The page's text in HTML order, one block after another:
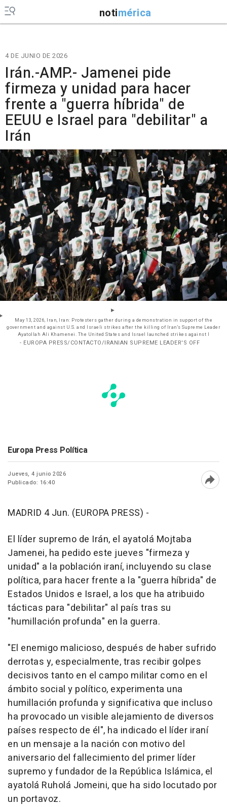
notimérica
4 DE JUNIO DE 2026
Irán.-AMP.- Jamenei pide
firmeza y unidad para hacer
frente a "guerra híbrida" de
EEUU e Israel para "debilitar" a
Irán
May 13, 2026, Iran, Iran: Protesters gather during a demonstration in support of the
government and against U.S. and Israeli strikes after the killing of Iran's Supreme Leader
Ayatollah Ali Khamenei. The United States and Israel launched strikes against I
- EUROPA PRESS/CONTACTO/IRANIAN SUPREME LEADER'S OFF
Europa Press Política
Jueves, 4 junio 2026
Publicado: 16:40
MADRID 4 Jun. (EUROPA PRESS) -
El líder supremo de Irán, el ayatolá Mojtaba
Jamenei, ha pedido este jueves "firmeza y
unidad" a la población iraní, incluyendo su clase
política, para hacer frente a la "guerra híbrida" de
Estados Unidos e Israel, a los que ha atribuido
tácticas para "debilitar" al país tras su
"humillación profunda" en la guerra.
"El enemigo malicioso, después de haber sufrido
derrotas y, especialmente, tras recibir golpes
decisivos tanto en el campo militar como en el
ámbito social y político, experimenta una
humillación profunda y significativa que incluso
ha provocado un visible alejamiento de diversos
países respecto de él", ha indicado el líder iraní
en un mensaje a la nación con motivo del
aniversario del fallecimiento del primer líder
supremo y fundador de la República Islámica, el
ayatolá Ruholá Jomeini, que ha sido locutado por
un portavoz.